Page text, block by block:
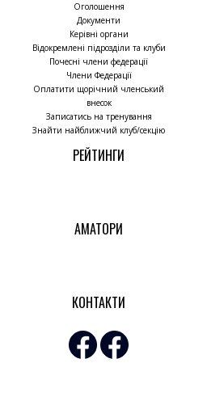
Оголошення
Документи
Керівні органи
Відокремлені підрозділи та клуби
Почесні члени федерації
Члени Федерації
Оплатити щорічний членський
внесок
Записатись на тренування
Знайти найближчий клуб/секцію
РЕЙТИНГИ
АМАТОРИ
КОНТАКТИ